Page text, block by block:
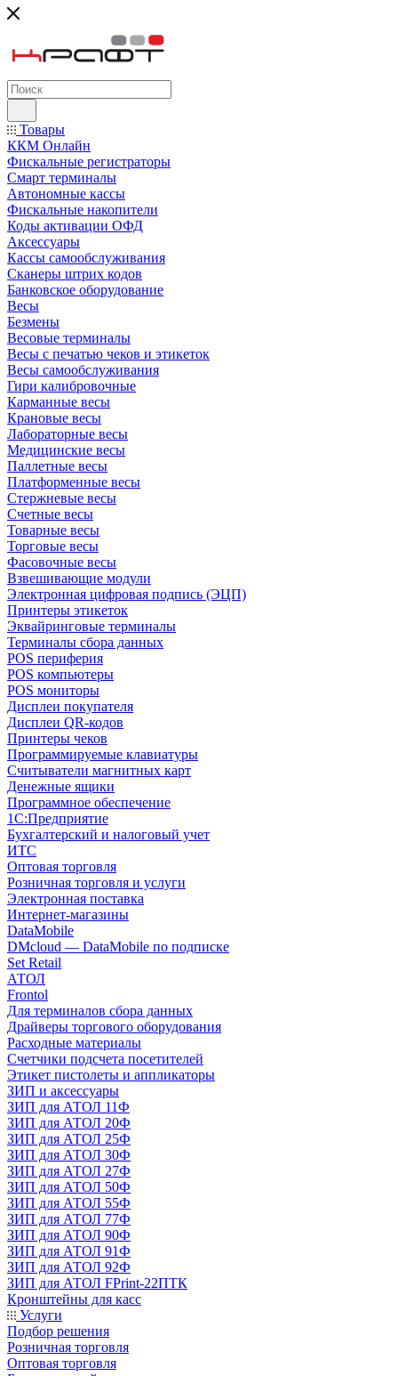
Товары
ККМ Онлайн
Фискальные регистраторы
Смарт терминалы
Автономные кассы
Фискальные накопители
Коды активации ОФД
Аксессуары
Кассы самообслуживания
Сканеры штрих кодов
Банковское оборудование
Весы
Безмены
Весовые терминалы
Весы с печатью чеков и этикеток
Весы самообслуживания
Гири калибровочные
Карманные весы
Крановые весы
Лабораторные весы
Медицинские весы
Паллетные весы
Платформенные весы
Стержневые весы
Счетные весы
Товарные весы
Торговые весы
Фасовочные весы
Взвешивающие модули
Электронная цифровая подпись (ЭЦП)
Принтеры этикеток
Эквайринговые терминалы
Терминалы сбора данных
POS периферия
POS компьютеры
POS мониторы
Дисплеи покупателя
Дисплеи QR-кодов
Принтеры чеков
Программируемые клавиатуры
Считыватели магнитных карт
Денежные ящики
Программное обеспечение
1С:Предприятие
Бухгалтерский и налоговый учет
ИТС
Оптовая торговля
Розничная торговля и услуги
Электронная поставка
Интернет-магазины
DataMobile
DMcloud — DataMobile по подписке
Set Retail
АТОЛ
Frontol
Для терминалов сбора данных
Драйверы торгового оборудования
Расходные материалы
Счетчики подсчета посетителей
Этикет пистолеты и аппликаторы
ЗИП и аксессуары
ЗИП для АТОЛ 11Ф
ЗИП для АТОЛ 20Ф
ЗИП для АТОЛ 25Ф
ЗИП для АТОЛ 30Ф
ЗИП для АТОЛ 27Ф
ЗИП для АТОЛ 50Ф
ЗИП для АТОЛ 55Ф
ЗИП для АТОЛ 77Ф
ЗИП для АТОЛ 90Ф
ЗИП для АТОЛ 91Ф
ЗИП для АТОЛ 92Ф
ЗИП для АТОЛ FPrint-22ПТК
Кронштейны для касс
Услуги
Подбор решения
Розничная торговля
Оптовая торговля